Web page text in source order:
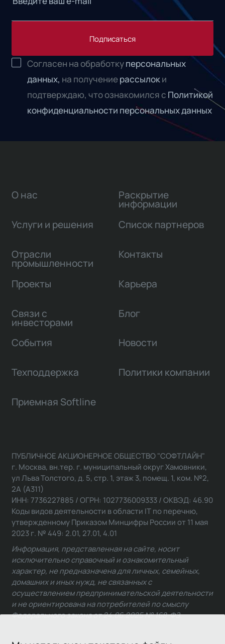
Подписаться
Согласен на обработкуперсональных
данных, на получениерассылоки
подтверждаю, что ознакомился с Политикой
конфиденциальности персональных данных
О нас
Услуги и решения
Отрасли
промышленности
Проекты
Связи с
инвесторами
Раскрытие
информации
Список партнеров
Контакты
Карьера
Блог
События Новости
Техподдержка Политики компании
Приемная Softline
ПУБЛИЧНОЕ АКЦИОНЕРНОЕ ОБЩЕСТВО "СОФТЛАЙН"
г. Москва, вн.тер. г. муниципальный округ Хамовники,
ул Льва Толстого, д. 5, стр. 1, этаж 3, помещ. 1, ком. №2,
2А (А311)
ИНН: 7736227885 / ОГРН: 1027736009333 / ОКВЭД: 46.90
Коды видов деятельности в области IT по перечню,
утвержденному Приказом Минцифры России от 11 мая
2023 г. № 449: 2.01, 27.01, 4.01
Информация, представленная на сайте, носит
исключительно справочный и ознакомительный
характер, не предназначена для личных, семейных,
домашних и иных нужд, не связанных с
осуществлением предпринимательской деятельности
и не ориентирована на потребителей по смыслу
Федерального закона от 24.06.2025 № 168-ФЗ.